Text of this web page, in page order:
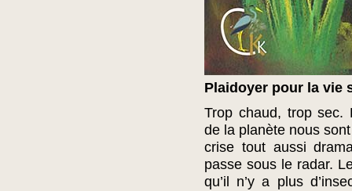
Plaidoyer pour la vie
Trop chaud, trop sec.
de la planète nous
crise tout aussi
passe sous le radar.
qu’il n’y a plus